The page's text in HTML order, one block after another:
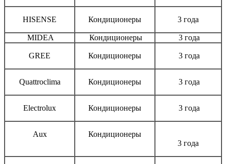
HISENSE Кондиционеры 3 года
MIDEA Кондиционеры 3 года
GREE Кондиционеры 3 года
Quattroclima Кондиционеры 3 года
Electrolux Кондиционеры 3 года
Aux
Кондиционеры
3 года